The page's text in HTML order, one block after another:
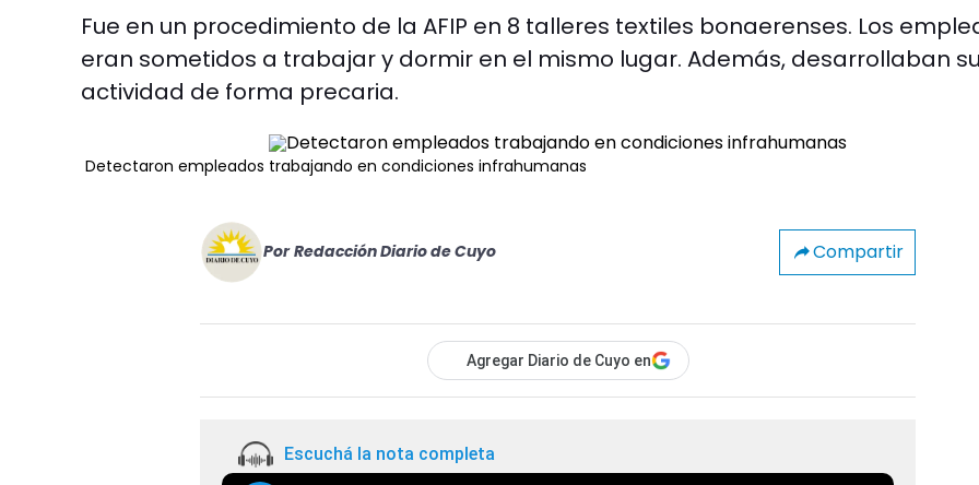
Fue en un procedimiento de la AFIP en 8 talleres textiles bonaerenses. Los
eran sometidos a trabajar y dormir en el mismo lugar. Además, desarrollaban su
actividad de forma precaria.
Detectaron empleados trabajando en condiciones infrahumanas
Por Redacción Diario de Cuyo Compartir
Agregar Diario de Cuyo en
Escuchá la nota completa